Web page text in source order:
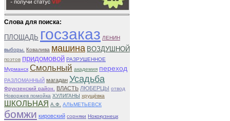
Слова для поиска:
ПЛОЩАДЬ госзаказ ЛЕНИН
выборы. Ковалива машина ВОЗДУШНОЙ
поэтов придомовой РАЗРУШЕННОЕ
Мурманск Смольный академия переход
РАЗЛОМАННЫЙ магадан Усадьба
Фрунзенский район. ВЛАСТЬ ЛЮБЕРЦЫ отвод
Новоржев помойка ХУЛИГАНЫ хрущёвка
ШКОЛЬНАЯ А.Ф. АЛЬМЕТЬЕВСК
бомжи кировский сорняки Нококузнецк